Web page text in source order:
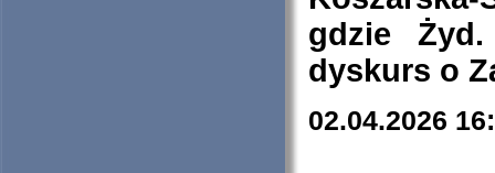
gdzie
dyskurs o
02.04.2026